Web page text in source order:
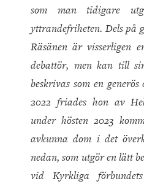
som man tidigare
yttrandefriheten. Dels på
Räsänen är visserligen
debattör, men kan till
beskrivas som en
2022 friades hon av
under hösten 2023
avkunna dom i det
nedan, som utgör en lätt
vid Kyrkliga